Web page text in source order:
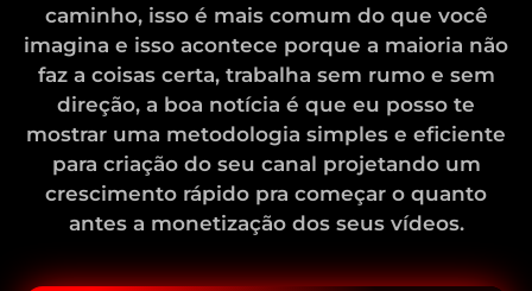
caminho, isso é mais comum do que você
imagina e isso acontece porque a maioria não
faz a coisas certa, trabalha sem rumo e sem
direção, a boa notícia é que eu posso te
mostrar uma metodologia simples e eficiente
para criação do seu canal projetando um
crescimento rápido pra começar o quanto
antes a monetização dos seus vídeos.